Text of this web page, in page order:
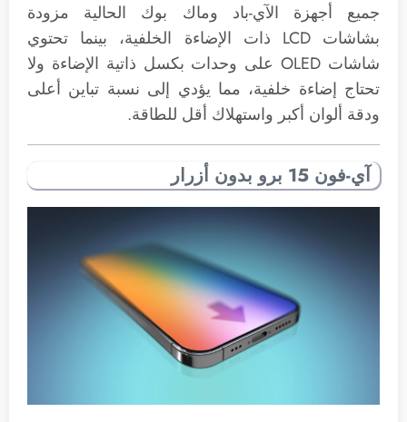
جميع أجهزة الآي-باد وماك بوك الحالية مزودة
بشاشات LCD ذات الإضاءة الخلفية، بينما تحتوي
شاشات OLED على وحدات بكسل ذاتية الإضاءة ولا
تحتاج إضاءة خلفية، مما يؤدي إلى نسبة تباين أعلى
ودقة ألوان أكبر واستهلاك أقل للطاقة.
آي-فون 15 برو بدون أزرار